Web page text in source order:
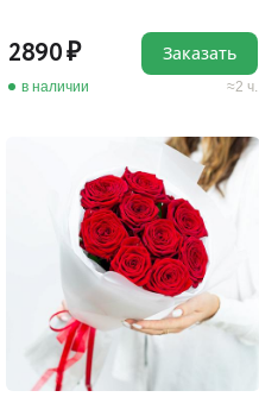
2890
в наличии 2 ч.
Заказать